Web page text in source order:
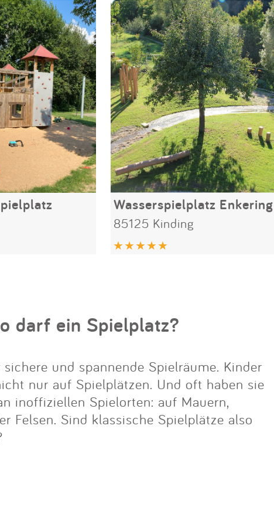
Wasserspielplatz Enkering
85125 Kinding
darf ein Spielplatz?
und spannende Spielräume. Kinder
nur auf Spielplätzen. Und oft haben sie
inoffiziellen Spielorten: auf Mauern,
Felsen. Sind klassische Spielplätze also